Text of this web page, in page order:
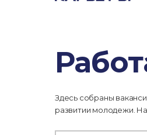
Здесь собраны
развитии молодежи.